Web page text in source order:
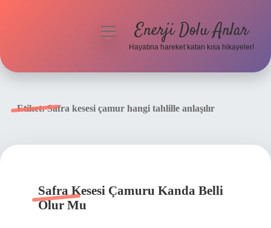
menüyüEnerji Dolu Anlar
Hayatına hareket katan kısa hikayeler!
Etiket:Safra kesesi çamur hangi tahlille anlaşılır
Safra Kesesi Çamuru Kanda Belli
Olur Mu